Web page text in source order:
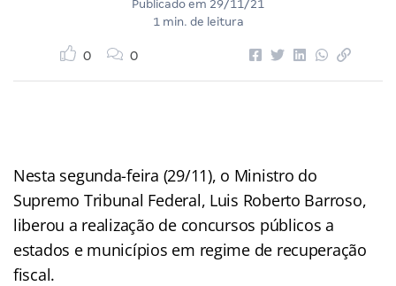
Publicado em 29/11/21
1 min. de leitura
0 0
Nesta segunda-feira (29/11), o Ministro do
Supremo Tribunal Federal, Luis Roberto Barroso,
liberou a realização de concursos públicos a
estados e municípios em regime de recuperação
fiscal.